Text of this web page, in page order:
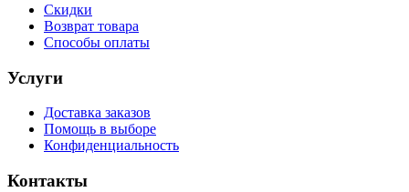
Скидки
Возврат товара
Способы оплаты
Услуги
Доставка заказов
Помощь в выборе
Конфиденциальность
Контакты